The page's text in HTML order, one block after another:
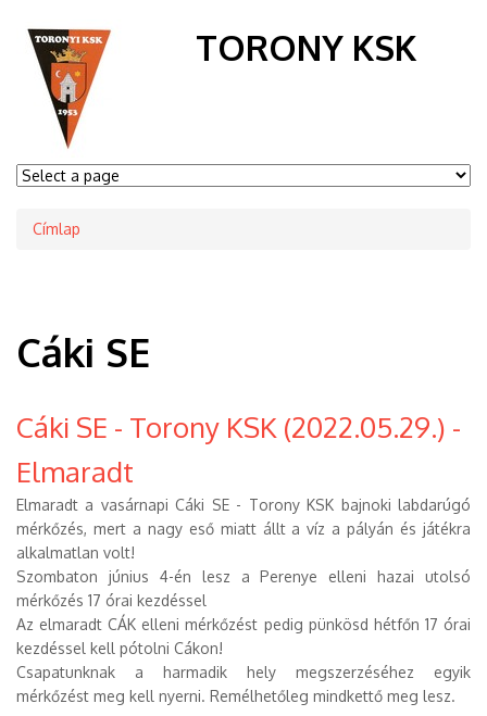
TORONY KSK
Morzsa
Címlap
Cáki SE
Cáki SE - Torony KSK (2022.05.29.) -
Elmaradt
Elmaradt a vasárnapi Cáki SE - Torony KSK bajnoki labdarúgó
mérkőzés, mert a nagy eső miatt állt a víz a pályán és játékra
alkalmatlan volt!
Szombaton június 4-én lesz a Perenye elleni hazai utolsó
mérkőzés 17 órai kezdéssel
Az elmaradt CÁK elleni mérkőzést pedig pünkösd hétfőn 17 órai
kezdéssel kell pótolni Cákon!
Csapatunknak a harmadik hely megszerzéséhez egyik
mérkőzést meg kell nyerni. Remélhetőleg mindkettő meg lesz.